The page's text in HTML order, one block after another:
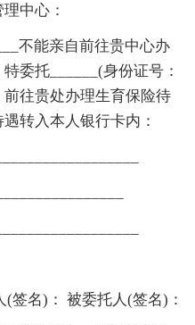
中心：
不能亲自前往贵中心办
委托______(身份证号：
前往贵处办理生育保险待
转入本人银行卡内：
名)： 被委托人(签名)：